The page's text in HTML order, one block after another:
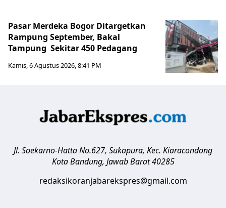
Pasar Merdeka Bogor Ditargetkan
Rampung September, Bakal
Tampung Sekitar 450 Pedagang
Kamis, 6 Agustus 2026, 8:41 PM
Jl. Soekarno-Hatta No.627, Sukapura, Kec. Kiaracondong
Kota Bandung, Jawab Barat 40285
redaksikoranjabarekspres@gmail.com